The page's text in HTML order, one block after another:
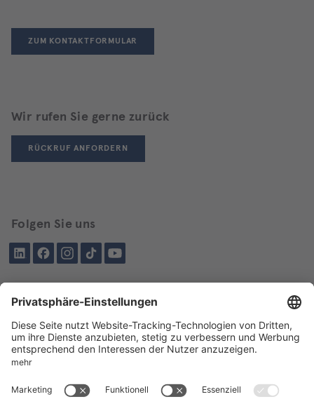
ZUM KONTAKTFORMULAR
Wir rufen Sie gerne zurück
RÜCKRUF ANFORDERN
Folgen Sie uns
LinkedInFacebookInstagramTiktokYouTube
Schon besucht?
Über BIKAR
LIEFERPROGRAMM